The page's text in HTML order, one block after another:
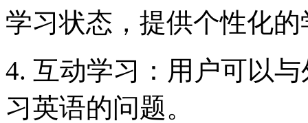
学习状态，提供个性化
4. 互动学习：用户可以
习英语的问题。